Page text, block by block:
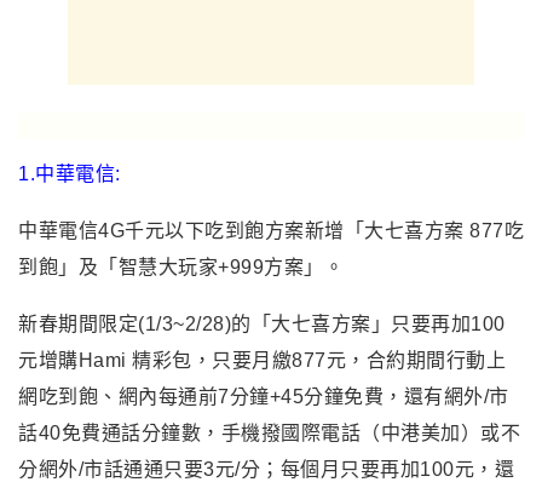
1.中華電信:
中華電信4G千元以下吃到飽方案新增「大七喜方案 877吃
到飽」及「智慧大玩家+999方案」。
新春期間限定(1/3~2/28)的「大七喜方案」只要再加100
元增購Hami 精彩包，只要月繳877元，合約期間行動上
網吃到飽、網內每通前7分鐘+45分鐘免費，還有網外/市
話40免費通話分鐘數，手機撥國際電話（中港美加）或不
分網外/市話通通只要3元/分；每個月只要再加100元，還